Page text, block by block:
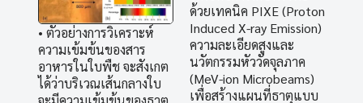
• ตัวอย่างการวิเคราะห์
ความเข้มข้นของสาร
อาหารในใบพืช จะสังเกต
ได้ว่าบริเวณเส้นกลางใบ
ด้วยเทคนิค PIXE (Proton
Induced X-ray Emission)
ความละเอียดสูงและ
นวัตกรรมหัววัดจุลภาค
(MeV-ion Microbeams)
เพื่อสร้างแผนที่ธาตุแบบ